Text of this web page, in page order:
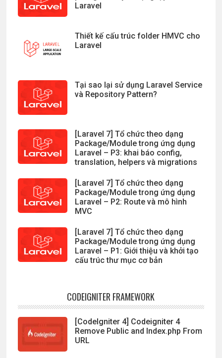
Laravel
Thiết kế cấu trúc folder HMVC cho
Laravel
Tại sao lại sử dụng Laravel Service
và Repository Pattern?
[Laravel 7] Tổ chức theo dạng
Package/Module trong ứng dụng
Laravel – P3: khai báo config,
translation, helpers và migrations
[Laravel 7] Tổ chức theo dạng
Package/Module trong ứng dụng
Laravel – P2: Route và mô hình
MVC
[Laravel 7] Tổ chức theo dạng
Package/Module trong ứng dụng
Laravel – P1: Giới thiệu và khởi tạo
cấu trúc thư mục cơ bản
CODEIGNITER FRAMEWORK
[CodeIgniter 4] Codeigniter 4
Remove Public and Index.php From
URL